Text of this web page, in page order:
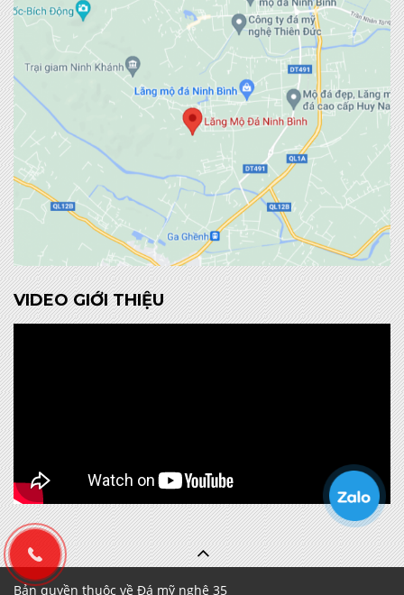
VIDEO GIỚI THIỆU
Bản quyền thuộc về Đá mỹ nghệ 35